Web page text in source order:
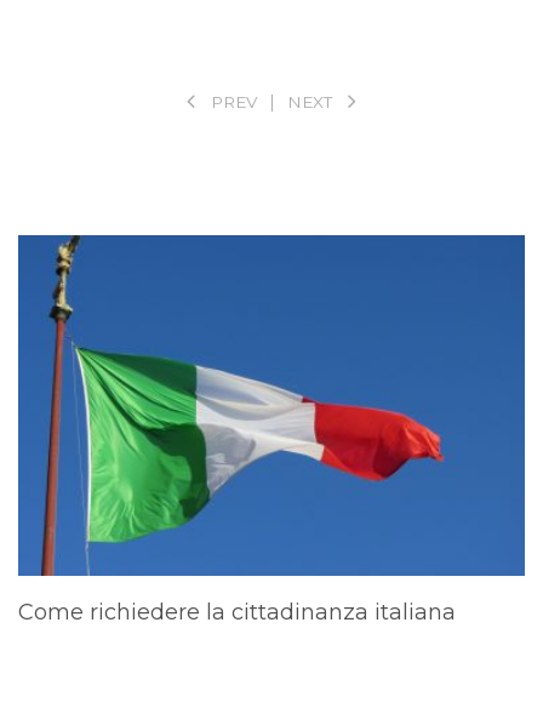
PREV NEXT
Come richiedere la cittadinanza italiana